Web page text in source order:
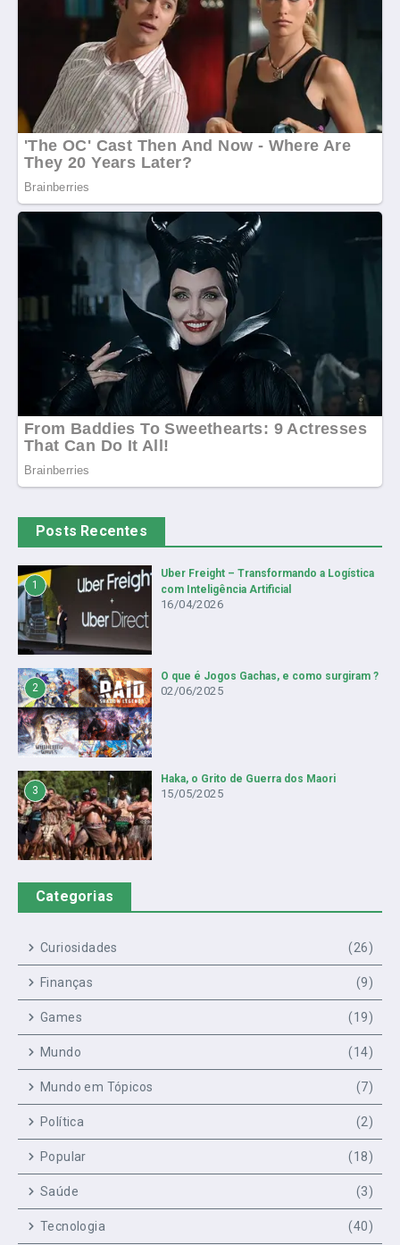
Posts Recentes
1
Uber Freight – Transformando a Logística
com Inteligência Artificial
16/04/2026
2
O que é Jogos Gachas, e como surgiram ?
02/06/2025
3
Haka, o Grito de Guerra dos Maori
15/05/2025
Categorias
Curiosidades (26)
Finanças (9)
Games (19)
Mundo (14)
Mundo em Tópicos (7)
Política (2)
Popular (18)
Saúde (3)
Tecnologia (40)